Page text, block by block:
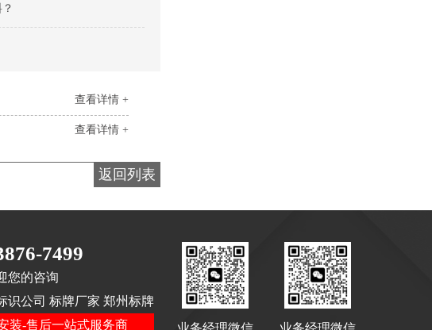
查看详情 +
查看详情 +
返回列表
村牌-3
7499
您的咨询
识公司 标牌厂家 郑州标牌
装-售后一站式服务商